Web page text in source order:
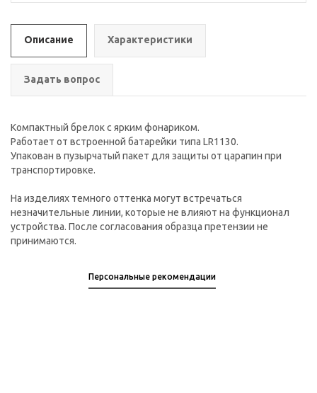
Описание Характеристики
Задать вопрос
Компактный брелок с ярким фонариком.
Работает от встроенной батарейки типа LR1130.
Упакован в пузырчатый пакет для защиты от царапин при
транспортировке.
На изделиях темного оттенка могут встречаться
незначительные линии, которые не влияют на функционал
устройства. После согласования образца претензии не
принимаются.
Персональные рекомендации